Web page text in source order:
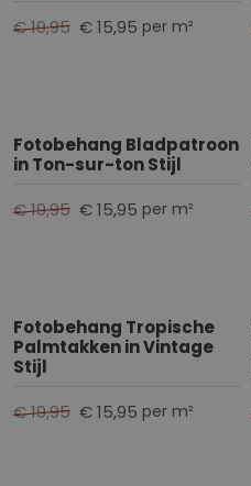
€ 15,95 per m²
€ 19,95
Fotobehang Bladpatroon
in Ton-sur-ton Stijl
€ 15,95 per m²
€ 19,95
Fotobehang Tropische
Palmtakken in Vintage
Stijl
€ 15,95 per m²
€ 19,95